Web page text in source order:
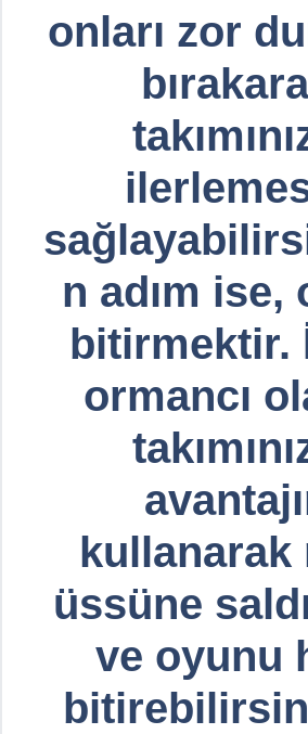
onları zor
n adım ise,
bitirmektir.
ormancı
kullanarak
üssüne
ve oyunu